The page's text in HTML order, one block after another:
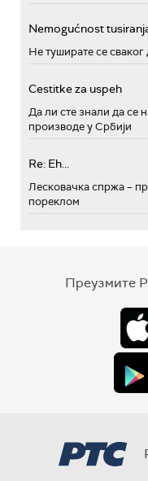
Nemogućnost
Не туширате се сваког
Cestitke za uspeh
Да ли сте знали да се
производе у Србији
Re: Eh...
Лесковачка спржа –
пореклом
Преузмите